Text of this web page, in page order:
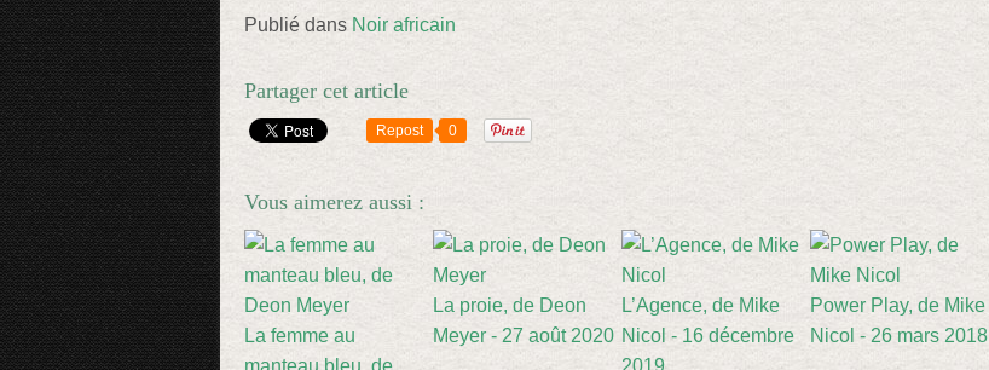
Publié dans Noir africain
Partager cet article
Repost 0
Vous aimerez aussi :
La femme au
manteau bleu, de
La proie, de Deon
Meyer - 27 août 2020
L’Agence, de Mike
Nicol - 16 décembre
2019
Power Play, de Mike
Nicol - 26 mars 2018